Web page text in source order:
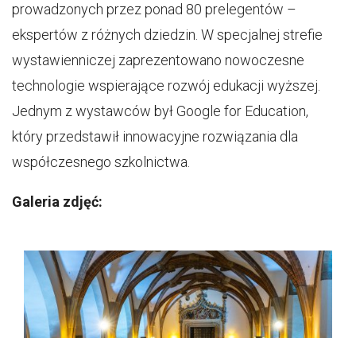
prowadzonych przez ponad 80 prelegentów –
ekspertów z różnych dziedzin. W specjalnej strefie
wystawienniczej zaprezentowano nowoczesne
technologie wspierające rozwój edukacji wyższej.
Jednym z wystawców był Google for Education,
który przedstawił innowacyjne rozwiązania dla
współczesnego szkolnictwa.
Galeria zdjęć: